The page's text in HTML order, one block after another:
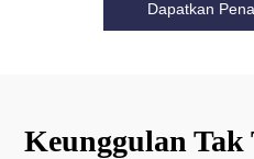
Dapatkan
Keunggulan